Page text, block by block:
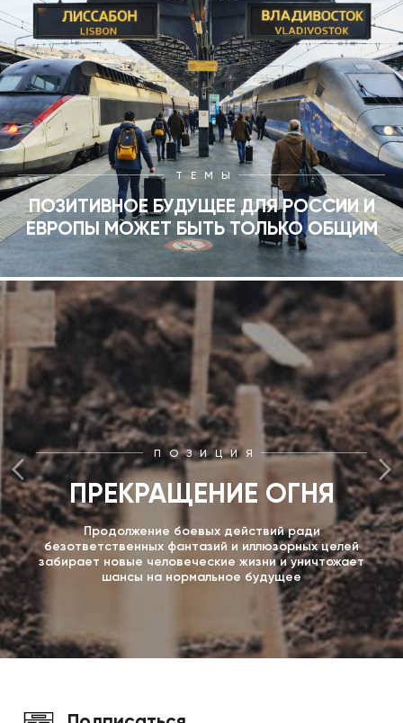
ТЕМЫ
ПОЗИТИВНОЕ БУДУЩЕЕ ДЛЯ РОССИИ И
ЕВРОПЫ МОЖЕТ БЫТЬ ТОЛЬКО ОБЩИМ
ПОЗИЦИЯ
ПРЕКРАЩЕНИЕ ОГНЯ
Продолжение боевых действий ради
безответственных фантазий и иллюзорных целей
забирает новые человеческие жизни и уничтожает
шансы на нормальное будущее